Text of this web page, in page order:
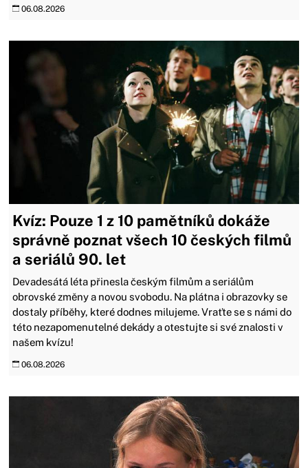
06.08.2026
Kvíz: Pouze 1 z 10 pamětníků dokáže
správně poznat všech 10 českých filmů
a seriálů 90. let
Devadesátá léta přinesla českým filmům a seriálům
obrovské změny a novou svobodu. Na plátna i obrazovky se
dostaly příběhy, které dodnes milujeme. Vraťte se s námi do
této nezapomenutelné dekády a otestujte si své znalosti v
našem kvízu!
06.08.2026